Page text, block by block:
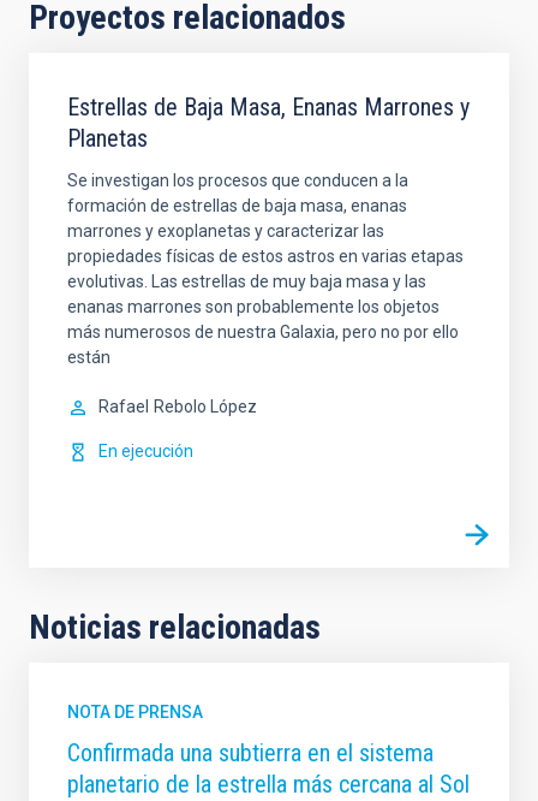
Proyectos relacionados
Estrellas de Baja Masa, Enanas Marrones y
Planetas
Se investigan los procesos que conducen a la
formación de estrellas de baja masa, enanas
marrones y exoplanetas y caracterizar las
propiedades físicas de estos astros en varias etapas
evolutivas. Las estrellas de muy baja masa y las
enanas marrones son probablemente los objetos
más numerosos de nuestra Galaxia, pero no por ello
están
Rafael Rebolo López
En ejecución
Noticias relacionadas
NOTA DE PRENSA
Confirmada una subtierra en el sistema
planetario de la estrella más cercana al Sol